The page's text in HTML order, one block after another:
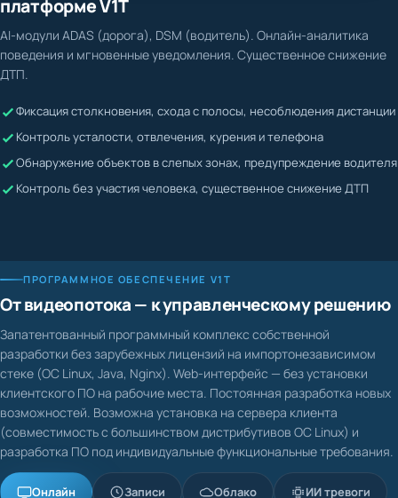
Жалобы невозможно подтвердить или опровергнуть
Водитель может скрывать нарушения
поведения и мгновенные уведомления. Существенное снижение
ДТП.
От видеопотока — к управленческому решению
разработки без зарубежных лицензий на импортонезависимом
стеке (ОС Linux, Java, Nginx). Web-интерфейс — без установки
клиентского ПО на рабочие места. Постоянная разработка новых
возможностей. Возможна установка на сервера клиента
(совместимость с большинством дистрибутивов ОС Linux) и
разработка ПО под индивидуальные функциональные требования.